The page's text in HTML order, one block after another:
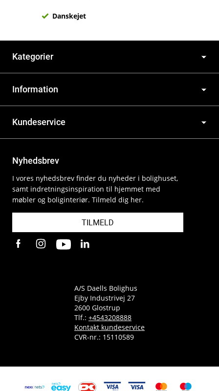
Danskejet
Kategorier
Information
Kundeservice
Nyhedsbrev
I vores nyhedsbrev finder du nyheder i bolighuset,
samt indretningsinspiration til hjemmet med
møbler og boliginteriør. Tilmeld dig her.
TILMELD
A/S Daells Bolighus
Ejby Industrivej 27
2600 Glostrup
Tlf.: +4543208888
Kontakt kundeservice
CVR-nr.: 15110589